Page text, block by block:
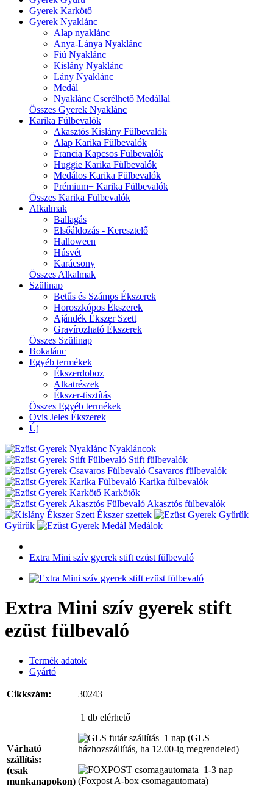
Gyerek Karkötő
Gyerek Nyaklánc
Alap nyaklánc
Anya-Lánya Nyaklánc
Fiú Nyaklánc
Kislány Nyaklánc
Lány Nyaklánc
Medál
Nyaklánc Cserélhető Medállal
Összes Gyerek Nyaklánc
Karika Fülbevalók
Akasztós Kislány Fülbevalók
Alap Karika Fülbevalók
Francia Kapcsos Fülbevalók
Huggie Karika Fülbevalók
Medálos Karika Fülbevalók
Prémium+ Karika Fülbevalók
Összes Karika Fülbevalók
Alkalmak
Ballagás
Elsőáldozás - Keresztelő
Halloween
Húsvét
Karácsony
Összes Alkalmak
Szülinap
Betűs és Számos Ékszerek
Horoszkópos Ékszerek
Ajándék Ékszer Szett
Gravírozható Ékszerek
Összes Szülinap
Bokalánc
Egyéb termékek
Ékszerdoboz
Alkatrészek
Ékszer-tisztítás
Összes Egyéb termékek
Ovis Jeles Ékszerek
Új
Nyakláncok
Stift fülbevalók
Csavaros fülbevalók
Karika fülbevalók
Karkötők
Akasztós fülbevalók
Ékszer szettek
Gyűrűk
Medálok
Extra Mini szív gyerek stift ezüst fülbevaló
Extra Mini szív gyerek stift
ezüst fülbevaló
Termék adatok
Gyártó
Cikkszám: 30243
Várható
szállítás:
(csak
munkanapokon)
1 db elérhető
1 nap (GLS
házhozszállítás, ha 12.00-ig megrendeled)
1-3 nap
(Foxpost A-box csomagautomata)